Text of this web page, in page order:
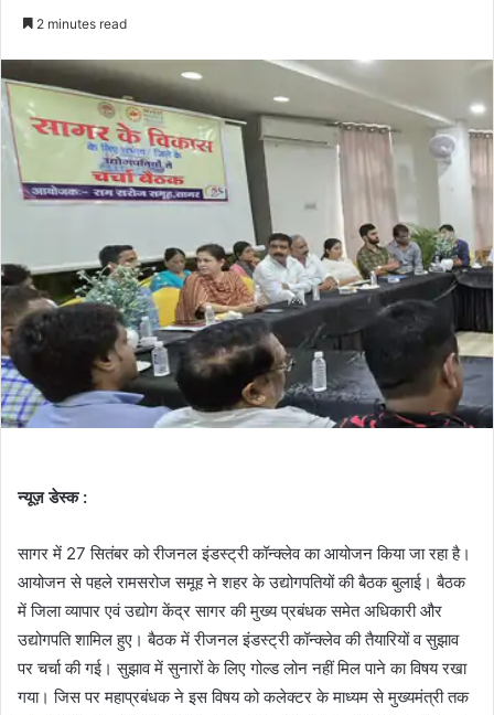
2 minutes read
न्यूज़ डेस्क :
सागर में 27 सितंबर को रीजनल इंडस्ट्री कॉन्क्लेव का आयोजन किया जा रहा है।
आयोजन से पहले रामसरोज समूह ने शहर के उद्योगपतियों की बैठक बुलाई। बैठक
में जिला व्यापार एवं उद्योग केंद्र सागर की मुख्य प्रबंधक समेत अधिकारी और
उद्योगपति शामिल हुए। बैठक में रीजनल इंडस्ट्री कॉन्क्लेव की तैयारियों व सुझाव
पर चर्चा की गई। सुझाव में सुनारों के लिए गोल्ड लोन नहीं मिल पाने का विषय रखा
गया। जिस पर महाप्रबंधक ने इस विषय को कलेक्टर के माध्यम से मुख्यमंत्री तक